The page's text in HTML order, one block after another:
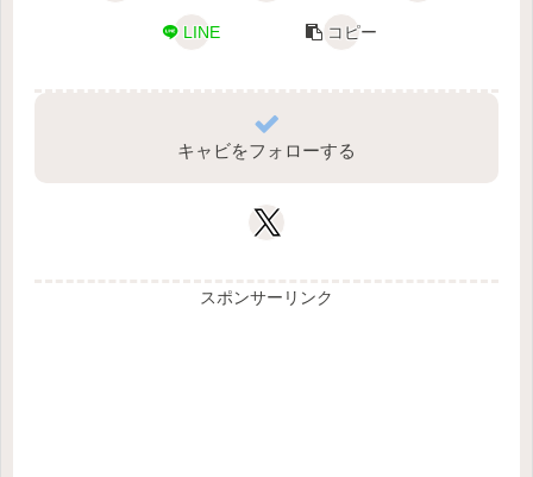
LINE コピー
キャビをフォローする
スポンサーリンク